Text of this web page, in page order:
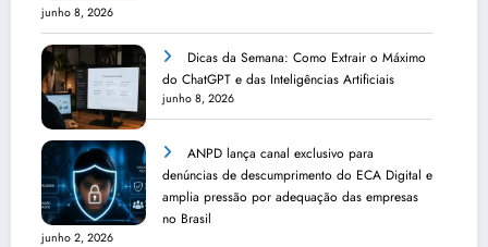
junho 8, 2026
Dicas da Semana: Como Extrair o Máximo
do ChatGPT e das Inteligências Artificiais
junho 8, 2026
ANPD lança canal exclusivo para
denúncias de descumprimento do ECA Digital e
amplia pressão por adequação das empresas
no Brasil
junho 2, 2026